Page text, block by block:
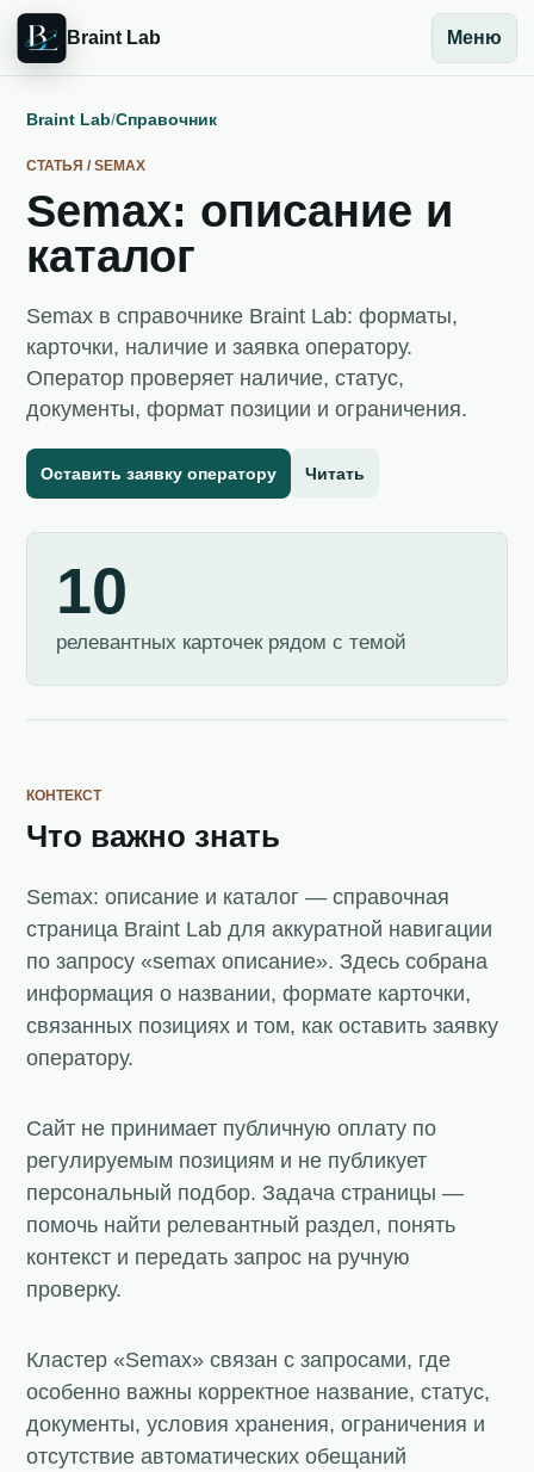
Braint Lab Меню
Braint Lab/Справочник
СТАТЬЯ / SEMAX
Semax: описание и
каталог
Semax в справочнике Braint Lab: форматы,
карточки, наличие и заявка оператору.
Оператор проверяет наличие, статус,
документы, формат позиции и ограничения.
Оставить заявку оператору Читать
10
релевантных карточек рядом с темой
КОНТЕКСТ
Что важно знать
Semax: описание и каталог — справочная
страница Braint Lab для аккуратной навигации
по запросу «semax описание». Здесь собрана
информация о названии, формате карточки,
связанных позициях и том, как оставить заявку
оператору.
Сайт не принимает публичную оплату по
регулируемым позициям и не публикует
персональный подбор. Задача страницы —
помочь найти релевантный раздел, понять
контекст и передать запрос на ручную
проверку.
Кластер «Semax» связан с запросами, где
особенно важны корректное название, статус,
документы, условия хранения, ограничения и
отсутствие автоматических обещаний